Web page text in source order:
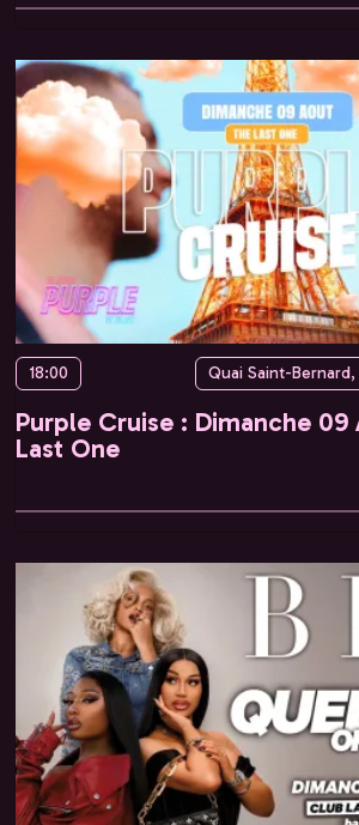
18:00 Quai Saint-
Purple Cruise : Dimanche
Last One